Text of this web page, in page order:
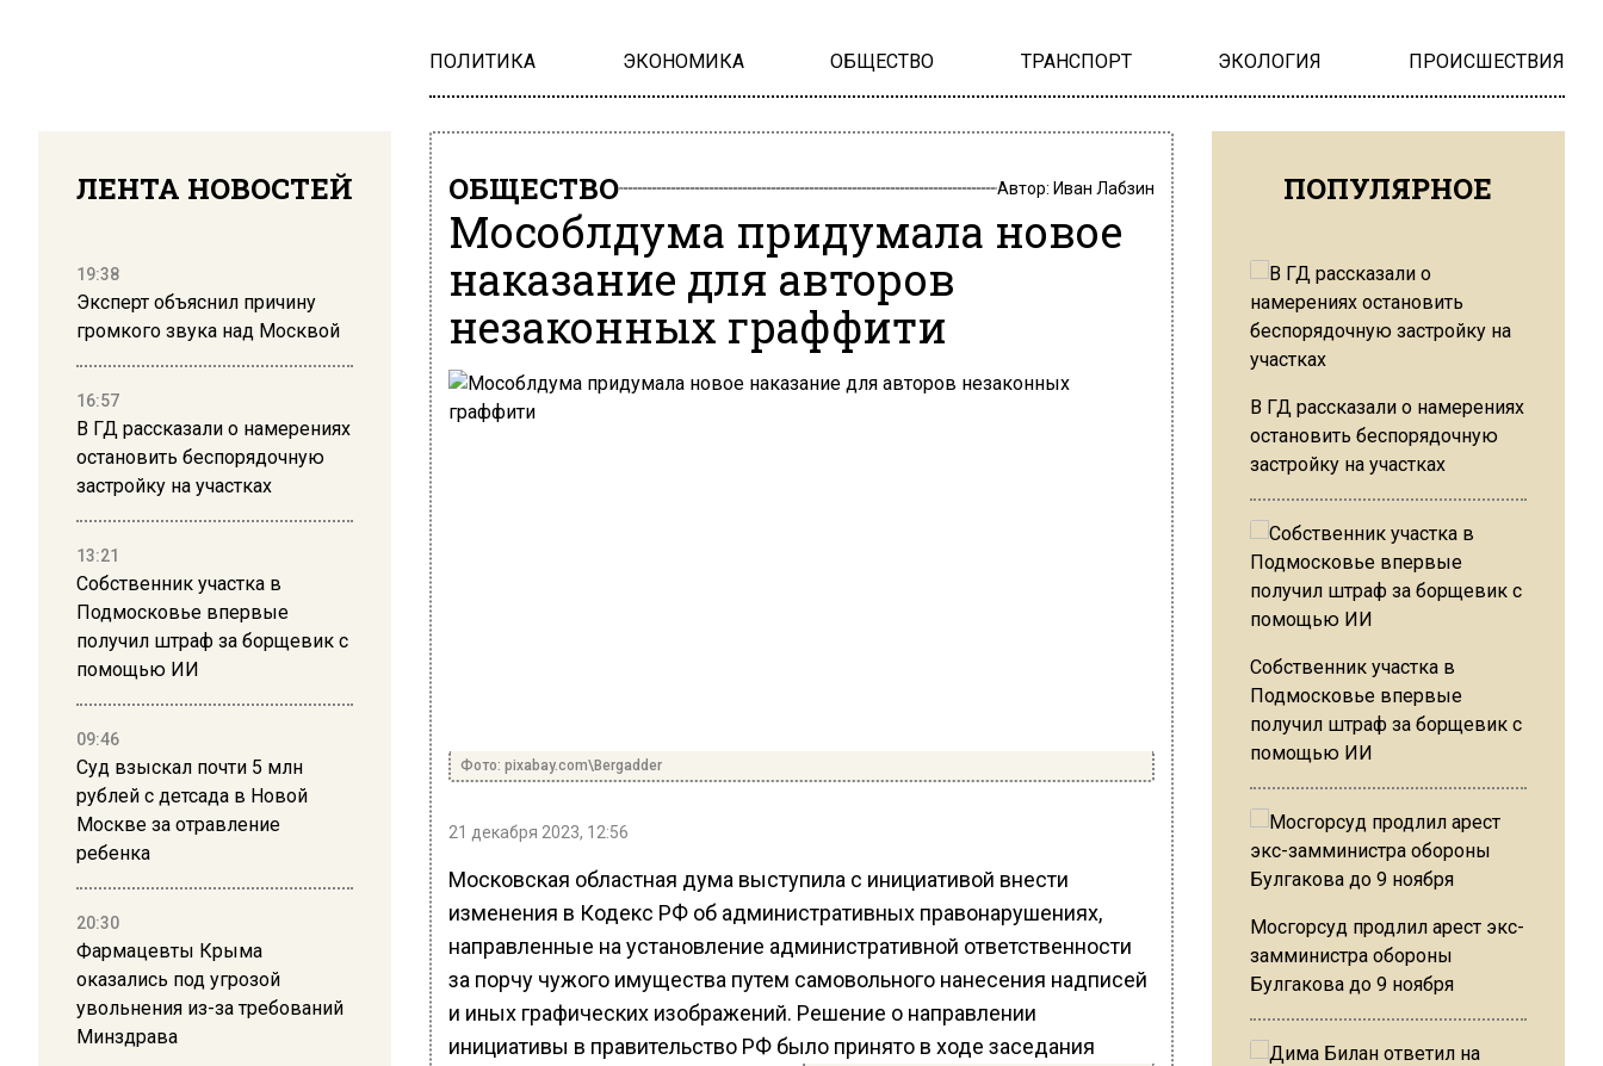
ПОЛИТИКА ЭКОНОМИКА ОБЩЕСТВО ТРАНСПОРТ ЭКОЛОГИЯ ПРОИСШЕСТВИЯ
ЛЕНТА НОВОСТЕЙ
19:38
Эксперт объяснил причину
громкого звука над Москвой
16:57
В ГД рассказали о намерениях
остановить беспорядочную
застройку на участках
13:21
Собственник участка в
Подмосковье впервые
получил штраф за борщевик с
помощью ИИ
09:46
Суд взыскал почти 5 млн
рублей с детсада в Новой
Москве за отравление
ребенка
20:30
Фармацевты Крыма
оказались под угрозой
увольнения из-за требований
Минздрава
ОБЩЕСТВО Автор: Иван Лабзин
Мособлдума придумала новое
наказание для авторов
незаконных граффити
Фото: pixabay.com\Bergadder
21 декабря 2023, 12:56
Московская областная дума выступила с инициативой внести
изменения в Кодекс РФ об административных правонарушениях,
направленные на установление административной ответственности
за порчу чужого имущества путем самовольного нанесения надписей
и иных графических изображений. Решение о направлении
инициативы в правительство РФ было принято в ходе заседания
ПОПУЛЯРНОЕ
В ГД рассказали о намерениях
остановить беспорядочную
застройку на участках
Собственник участка в
Подмосковье впервые
получил штраф за борщевик с
помощью ИИ
Мосгорсуд продлил арест экс-
замминистра обороны
Булгакова до 9 ноября